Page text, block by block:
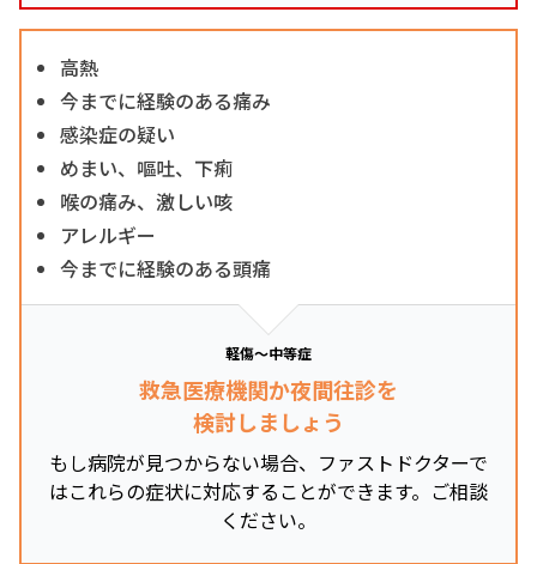
高熱
今までに経験のある痛み
感染症の疑い
めまい、嘔吐、下痢
喉の痛み、激しい咳
アレルギー
今までに経験のある頭痛
軽傷～中等症
救急医療機関か夜間往診を
検討しましょう
もし病院が見つからない場合、ファストドクターで
はこれらの症状に対応することができます。ご相談
ください。